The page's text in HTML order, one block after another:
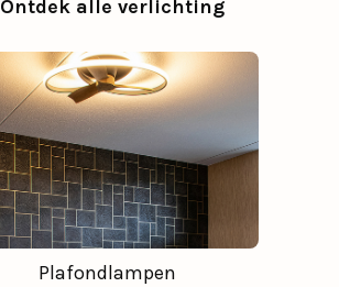
Ontdek alle verlichting
Plafondlampen